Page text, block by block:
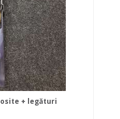
+ legături